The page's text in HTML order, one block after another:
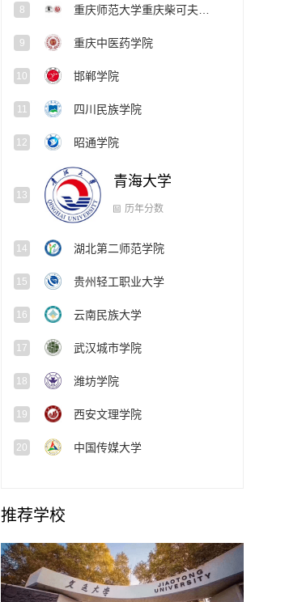
8
9 重庆中医药学院
10 邯郸学院
11 四川民族学院
12 昭通学院
青海大学
历年分数
15 贵州轻工职业大学
16 云南民族大学
17 武汉城市学院
18 潍坊学院
19 西安文理学院
20 中国传媒大学
推荐学校